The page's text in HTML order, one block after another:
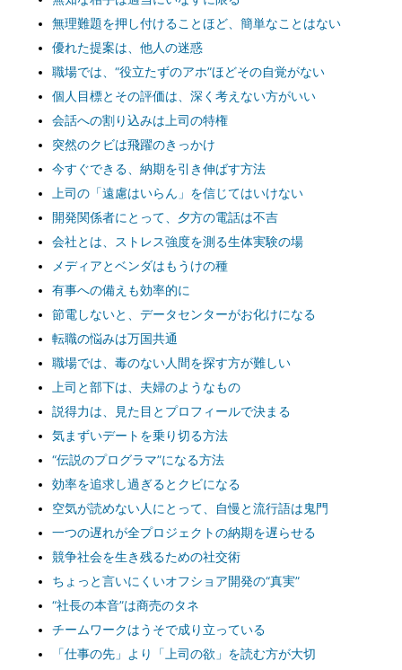
無理難題を押し付けることほど、簡単なことはない
優れた提案は、他人の迷惑
職場では、“役立たずのアホ”ほどその自覚がない
個人目標とその評価は、深く考えない方がいい
会話への割り込みは上司の特権
突然のクビは飛躍のきっかけ
今すぐできる、納期を引き伸ばす方法
上司の「遠慮はいらん」を信じてはいけない
開発関係者にとって、夕方の電話は不吉
会社とは、ストレス強度を測る生体実験の場
メディアとベンダはもうけの種
有事への備えも効率的に
節電しないと、データセンターがお化けになる
転職の悩みは万国共通
職場では、毒のない人間を探す方が難しい
上司と部下は、夫婦のようなもの
説得力は、見た目とプロフィールで決まる
気まずいデートを乗り切る方法
“伝説のプログラマ”になる方法
効率を追求し過ぎるとクビになる
空気が読めない人にとって、自慢と流行語は鬼門
一つの遅れが全プロジェクトの納期を遅らせる
競争社会を生き残るための社交術
ちょっと言いにくいオフショア開発の“真実”
“社長の本音”は商売のタネ
チームワークはうそで成り立っている
「仕事の先」より「上司の欲」を読む方が大切